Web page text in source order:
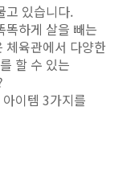
고 있습니다.
똑하게 살을 빼는
체육관에서 다양한
할 수 있는
이템 3가지를